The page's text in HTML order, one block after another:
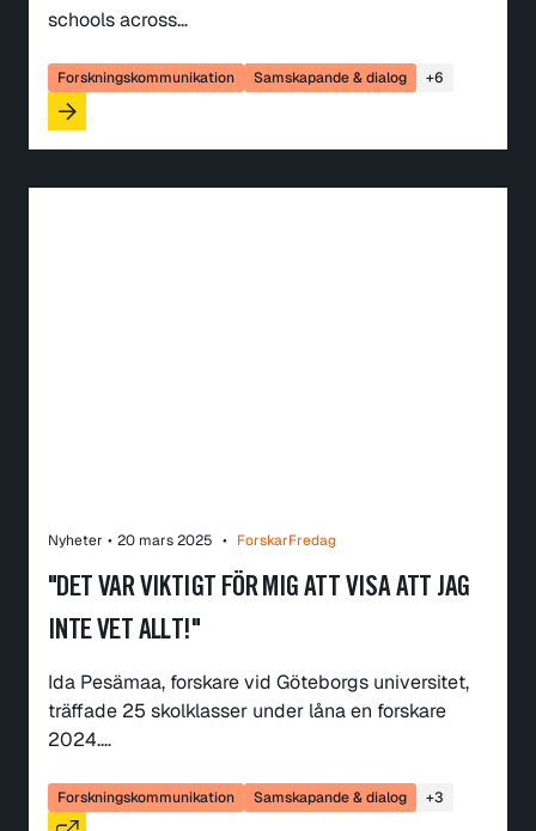
schools across…
Forskningskommunikation Samskapande & dialog +6
Nyheter • 20 mars 2025 • ForskarFredag
"DET VAR VIKTIGT FÖR MIG ATT VISA ATT JAG
INTE VET ALLT!"
Ida Pesämaa, forskare vid Göteborgs universitet,
träffade 25 skolklasser under låna en forskare
2024.…
Forskningskommunikation Samskapande & dialog +3